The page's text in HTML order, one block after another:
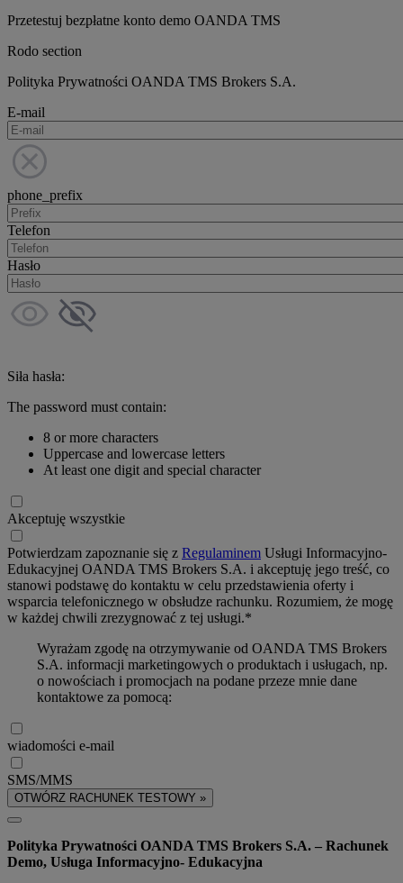
Przetestuj bezpłatne konto demo OANDA TMS
Rodo section
Polityka Prywatności OANDA TMS Brokers S.A.
E-mail
phone_prefix
Telefon
Hasło
Siła hasła:
The password must contain:
8 or more characters
Uppercase and lowercase letters
At least one digit and special character
Akceptuję wszystkie
Potwierdzam zapoznanie się z Regulaminem Usługi Informacyjno-
Edukacyjnej OANDA TMS Brokers S.A. i akceptuję jego treść, co
stanowi podstawę do kontaktu w celu przedstawienia oferty i
wsparcia telefonicznego w obsłudze rachunku. Rozumiem, że mogę
w każdej chwili zrezygnować z tej usługi.*
Wyrażam zgodę na otrzymywanie od OANDA TMS Brokers
S.A. informacji marketingowych o produktach i usługach, np.
o nowościach i promocjach na podane przeze mnie dane
kontaktowe za pomocą:
wiadomości e-mail
SMS/MMS
OTWÓRZ RACHUNEK TESTOWY »
Polityka Prywatności OANDA TMS Brokers S.A. – Rachunek
Demo, Usługa Informacyjno- Edukacyjna